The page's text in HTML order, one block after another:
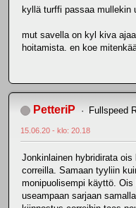
kyllä turffi passaa mullekin
mut savella on kyl kiva
hoitamista. en koe
PetteriP Fullspeed
15.06.20 - klo: 20.18
Jonkinlainen hybridirata
correilla. Samaan tyyliin
monipuolisempi käyttö.
useampaan sarjaan